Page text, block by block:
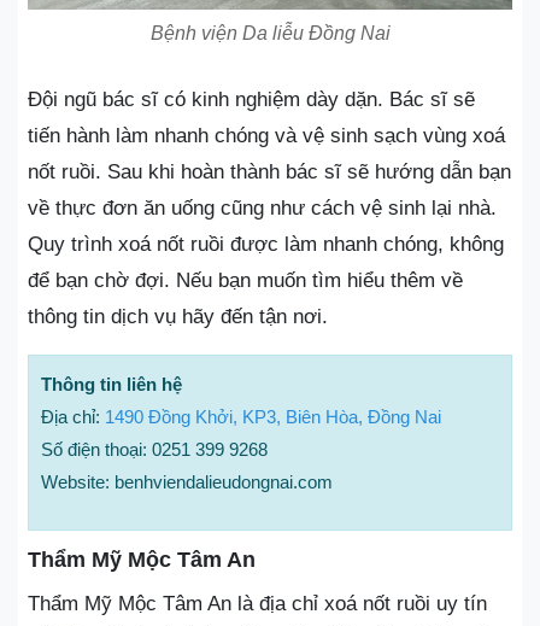
Bệnh viện Da liễu Đồng Nai
Đội ngũ bác sĩ có kinh nghiệm dày dặn. Bác sĩ sẽ
tiến hành làm nhanh chóng và vệ sinh sạch vùng xoá
nốt ruồi. Sau khi hoàn thành bác sĩ sẽ hướng dẫn bạn
về thực đơn ăn uống cũng như cách vệ sinh lại nhà.
Quy trình xoá nốt ruồi được làm nhanh chóng, không
để bạn chờ đợi. Nếu bạn muốn tìm hiểu thêm về
thông tin dịch vụ hãy đến tận nơi.
Thông tin liên hệ
Địa chỉ: 1490 Đồng Khởi, KP3, Biên Hòa, Đồng Nai
Số điện thoại: 0251 399 9268
Website: benhviendalieudongnai.com
Thẩm Mỹ Mộc Tâm An
Thẩm Mỹ Mộc Tâm An là địa chỉ xoá nốt ruồi uy tín